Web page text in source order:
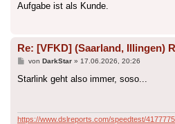
Aufgabe ist als Kunde.
Re: [VFKD] (Saarland, Illingen)
Beitrag
von DarkStar» 17.06.2026, 20:26
Starlink geht also immer, soso...
https://www.dslreports.com/speedtest/